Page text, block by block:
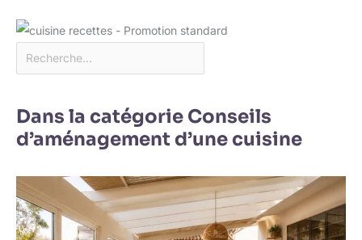
Dans la catégorie Conseils
d’aménagement d’une cuisine